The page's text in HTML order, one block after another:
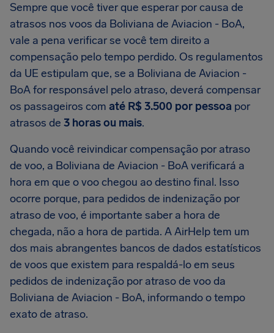
Sempre que você tiver que esperar por causa de
atrasos nos voos da Boliviana de Aviacion - BoA,
vale a pena verificar se você tem direito a
compensação pelo tempo perdido. Os regulamentos
da UE estipulam que, se a Boliviana de Aviacion -
BoA for responsável pelo atraso, deverá compensar
os passageiros com até R$ 3.500 por pessoa por
atrasos de 3 horas ou mais.
Quando você reivindicar compensação por atraso
de voo, a Boliviana de Aviacion - BoA verificará a
hora em que o voo chegou ao destino final. Isso
ocorre porque, para pedidos de indenização por
atraso de voo, é importante saber a hora de
chegada, não a hora de partida. A AirHelp tem um
dos mais abrangentes bancos de dados estatísticos
de voos que existem para respaldá-lo em seus
pedidos de indenização por atraso de voo da
Boliviana de Aviacion - BoA, informando o tempo
exato de atraso.